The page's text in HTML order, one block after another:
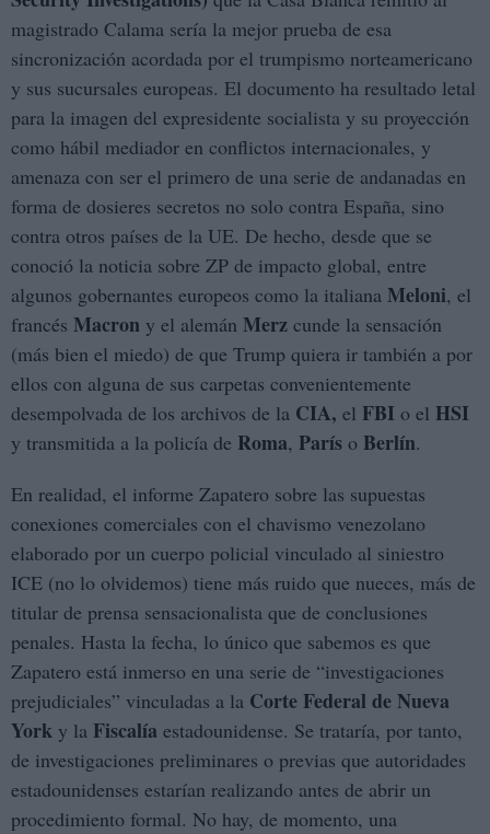
magistrado Calama sería la mejor prueba de esa
sincronización acordada por el trumpismo norteamericano
y sus sucursales europeas. El documento ha resultado letal
para la imagen del expresidente socialista y su proyección
como hábil mediador en conflictos internacionales, y
amenaza con ser el primero de una serie de andanadas en
forma de dosieres secretos no solo contra España, sino
contra otros países de la UE. De hecho, desde que se
conoció la noticia sobre ZP de impacto global, entre
algunos gobernantes europeos como la italiana Meloni, el
francés Macron y el alemán Merz cunde la sensación
(más bien el miedo) de que Trump quiera ir también a por
ellos con alguna de sus carpetas convenientemente
desempolvada de los archivos de la CIA, el FBI o el HSI
y transmitida a la policía de Roma, París o Berlín.
En realidad, el informe Zapatero sobre las supuestas
conexiones comerciales con el chavismo venezolano
elaborado por un cuerpo policial vinculado al siniestro
ICE (no lo olvidemos) tiene más ruido que nueces, más de
titular de prensa sensacionalista que de conclusiones
penales. Hasta la fecha, lo único que sabemos es que
Zapatero está inmerso en una serie de “investigaciones
prejudiciales” vinculadas a la Corte Federal de Nueva
York y la Fiscalía estadounidense. Se trataría, por tanto,
de investigaciones preliminares o previas que autoridades
estadounidenses estarían realizando antes de abrir un
procedimiento formal. No hay, de momento, una